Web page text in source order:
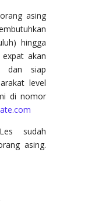
asing
hingga
akan
dan siap
level
di nomor
sudah
asing.